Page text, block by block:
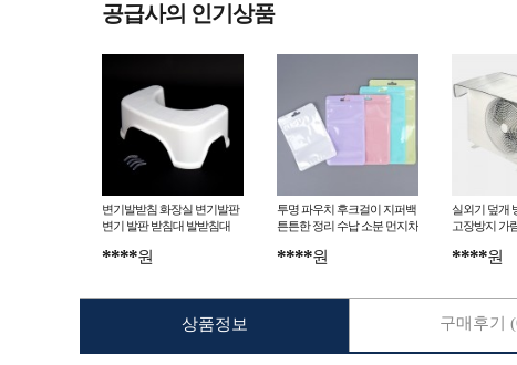
공급사의 인기상품
변기발받침 화장실 변기발판
변기 발판 받침대 발받침대
****원
투명 파우치 후크걸이 지퍼백
튼튼한 정리 수납 소분 먼지차
****원
실외기 덮개
고장방지 가
****원
상품정보 구매후기 (